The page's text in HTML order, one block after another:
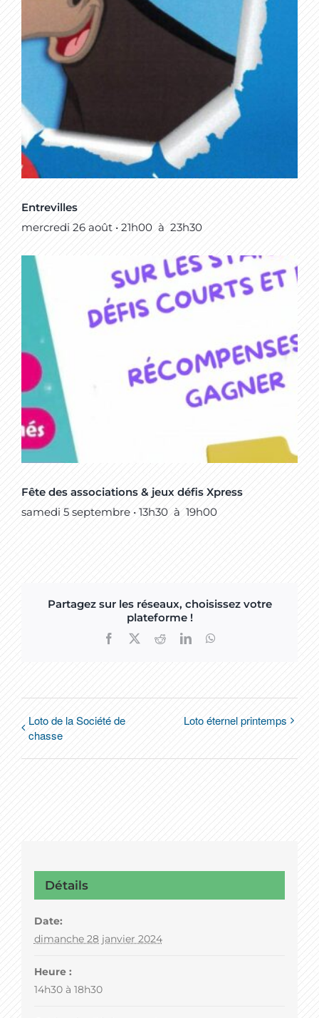
Entrevilles
mercredi 26 août • 21h00 à 23h30
Fête des associations & jeux défis Xpress
samedi 5 septembre • 13h30 à 19h00
Partagez sur les réseaux, choisissez votre
plateforme !
Facebook RedditLinkedIn
Loto de la Société de
chasse
Loto éternel printemps
Détails
Date:
dimanche 28 janvier 2024
Heure :
14h30 à 18h30